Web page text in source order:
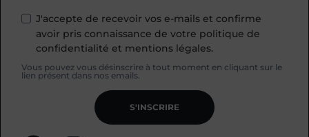
J'accepte de recevoir vos e-mails et confirme
avoir pris connaissance de votre politique de
confidentialité et mentions légales.
Vous pouvez vous désinscrire à tout moment en cliquant sur le
lien présent dans nos emails.
S'INSCRIRE